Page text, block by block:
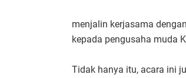
menjalin kerjasama
kepada pengusaha muda
Tidak hanya itu, acara ini